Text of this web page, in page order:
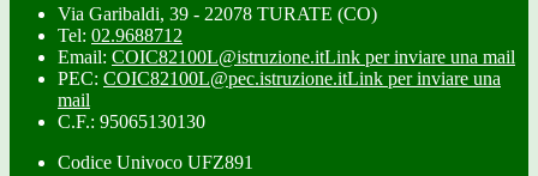
Via Garibaldi, 39 - 22078 TURATE (CO)
Tel: 02.9688712
Email: COIC82100L@istruzione.itLink per inviare una mail
PEC: COIC82100L@pec.istruzione.itLink per inviare una
mail
C.F.: 95065130130
Codice Univoco UFZ891